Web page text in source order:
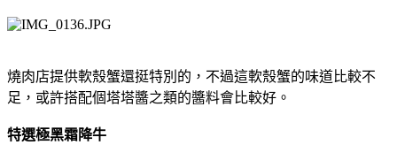
燒肉店提供軟殼蟹還挺特別的，不過這軟殼蟹的味道比較不
足，或許搭配個塔塔醬之類的醬料會比較好。
特選極黑霜降牛